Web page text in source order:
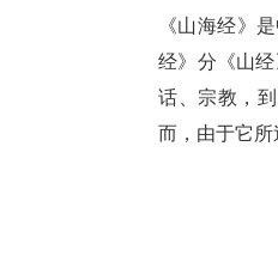
《山海经》
经》分《山
话、宗教，
而，由于它所